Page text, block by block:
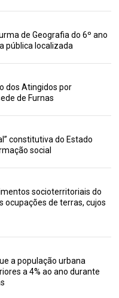
de Geografia do 6º ano
pública localizada
dos Atingidos por
de Furnas
constitutiva do Estado
social
socioterritoriais do
ocupações de terras, cujos
a população urbana
a 4% ao ano durante